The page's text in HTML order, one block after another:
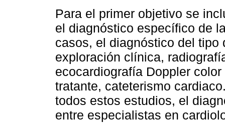
Para el primer objetivo se
el diagnóstico específico de
casos, el diagnóstico del
exploración clínica,
ecocardiografía Doppler
tratante, cateterismo
todos estos estudios, el
entre especialistas en